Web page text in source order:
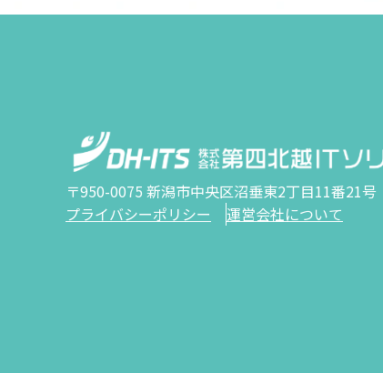
〒950-0075 新潟市中央区沼垂東2丁目11番21号
プライバシーポリシー
運営会社について